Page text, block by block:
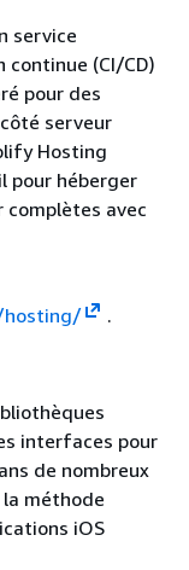
service
(CI/CD)
pour des
serveur
Hosting
pour héberger
complètes avec
hosting/
.
interfaces pour
de nombreux
la méthode
iOS